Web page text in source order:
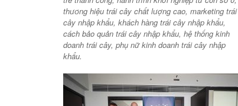
thương hiệu trái cây chất lượng cao, marketing trái
cây nhập khẩu, khách hàng trái cây nhập khẩu,
cách bảo quản trái cây nhập khẩu, hệ thống kinh
doanh trái cây, phụ nữ kinh doanh trái cây nhập
khẩu.